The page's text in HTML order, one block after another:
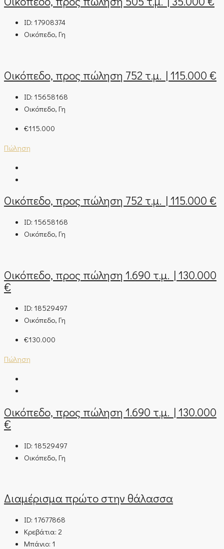
ID: 17908374
Οικόπεδο, Γη
Οικόπεδο, προς πώληση 752 τ.μ. | 115.000 €
ID: 15658168
Οικόπεδο, Γη
€115.000
Πώληση
Οικόπεδο, προς πώληση 752 τ.μ. | 115.000 €
ID: 15658168
Οικόπεδο, Γη
Οικόπεδο, προς πώληση 1.690 τ.μ. | 130.000
€
ID: 18529497
Οικόπεδο, Γη
€130.000
Πώληση
Οικόπεδο, προς πώληση 1.690 τ.μ. | 130.000
€
ID: 18529497
Οικόπεδο, Γη
Διαμέρισμα πρώτο στην θάλασσα
ID: 17677868
Κρεβάτια: 2
Μπάνιο: 1